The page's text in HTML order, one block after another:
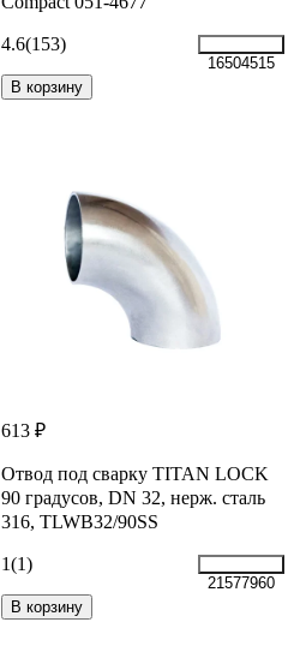
4.6(153)
16504515
В корзину
613 ₽
Отвод под сварку TITAN LOCK
90 градусов, DN 32, нерж. сталь
316, TLWB32/90SS
1(1)
21577960
В корзину